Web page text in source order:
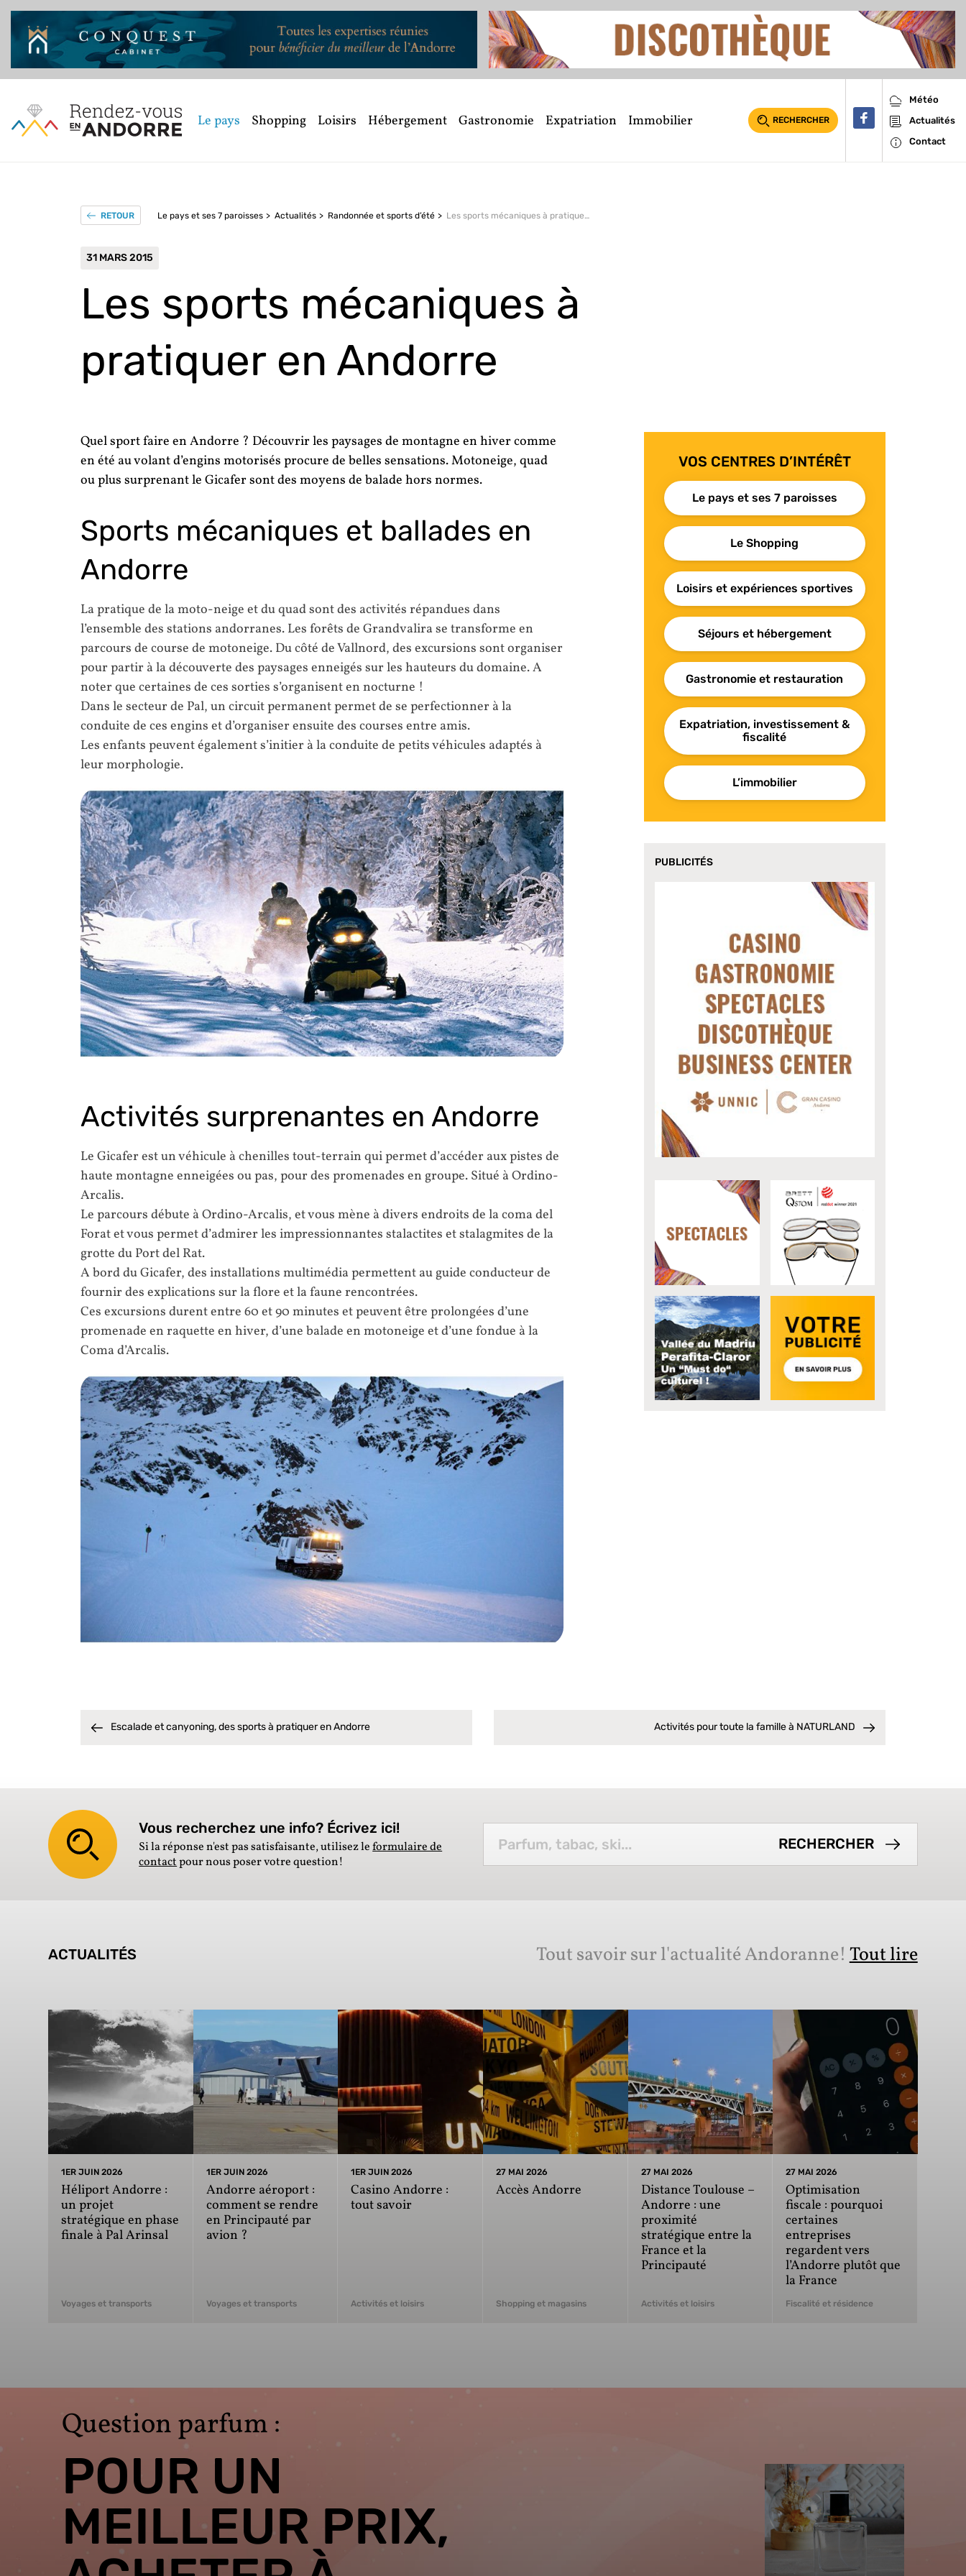
Le pays Shopping Loisirs Hébergement Gastronomie Expatriation Immobilier RECHERCHER
Météo
Actualités
Contact
RETOUR Le pays et ses 7 paroisses Actualités Randonnée et sports d’été Les sports mécaniques à pratiquer en Andorre
31 MARS 2015
Les sports mécaniques à
pratiquer en Andorre
Quel sport faire en Andorre ? Découvrir les paysages de montagne en hiver comme
en été au volant d’engins motorisés procure de belles sensations. Motoneige, quad
ou plus surprenant le Gicafer sont des moyens de balade hors normes.
Sports mécaniques et ballades en
Andorre
La pratique de la moto-neige et du quad sont des activités répandues dans
l’ensemble des stations andorranes. Les forêts de Grandvalira se transforme en
parcours de course de motoneige. Du côté de Vallnord, des excursions sont organiser
pour partir à la découverte des paysages enneigés sur les hauteurs du domaine. A
noter que certaines de ces sorties s’organisent en nocturne !
Dans le secteur de Pal, un circuit permanent permet de se perfectionner à la
conduite de ces engins et d’organiser ensuite des courses entre amis.
Les enfants peuvent également s’initier à la conduite de petits véhicules adaptés à
leur morphologie.
Activités surprenantes en Andorre
Le Gicafer est un véhicule à chenilles tout-terrain qui permet d’accéder aux pistes de
haute montagne enneigées ou pas, pour des promenades en groupe. Situé à Ordino-
Arcalis.
Le parcours débute à Ordino-Arcalis, et vous mène à divers endroits de la coma del
Forat et vous permet d’admirer les impressionnantes stalactites et stalagmites de la
grotte du Port del Rat.
A bord du Gicafer, des installations multimédia permettent au guide conducteur de
fournir des explications sur la flore et la faune rencontrées.
Ces excursions durent entre 60 et 90 minutes et peuvent être prolongées d’une
promenade en raquette en hiver, d’une balade en motoneige et d’une fondue à la
Coma d’Arcalis.
VOS CENTRES D’INTÉRÊT
Le pays et ses 7 paroisses
Le Shopping
Loisirs et expériences sportives
Séjours et hébergement
Gastronomie et restauration
Expatriation, investissement &
fiscalité
L’immobilier
PUBLICITÉS
Escalade et canyoning, des sports à pratiquer en Andorre Activités pour toute la famille à NATURLAND
Vous recherchez une info? Écrivez ici!
Si la réponse n'est pas satisfaisante, utilisez leformulaire de
contactpour nous poser votre question!
ACTUALITÉS Tout savoir sur l'actualité Andoranne!Tout lire
1ER JUIN 2026
Héliport Andorre :
un projet
stratégique en phase
finale à Pal Arinsal
Voyages et transports
1ER JUIN 2026
Andorre aéroport :
comment se rendre
en Principauté par
avion ?
Voyages et transports
1ER JUIN 2026
Casino Andorre :
tout savoir
Activités et loisirs
27 MAI 2026
Accès Andorre
Shopping et magasins
27 MAI 2026
Distance Toulouse –
Andorre : une
proximité
stratégique entre la
France et la
Principauté
Activités et loisirs
27 MAI 2026
Optimisation
fiscale : pourquoi
certaines
entreprises
regardent vers
l’Andorre plutôt que
la France
Fiscalité et résidence
Question parfum :
POUR UN
MEILLEUR PRIX,